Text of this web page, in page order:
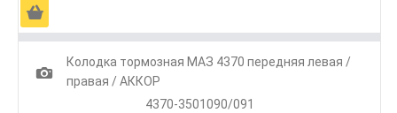
Ä
1
Колодка тормозная МАЗ 4370 передняя левая /
правая / АККОР
4370-3501090/091